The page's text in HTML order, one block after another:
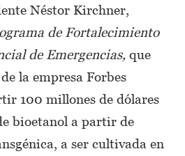
Néstor Kirchner,
de Fortalecimiento
de Emergencias, que
la empresa Forbes
100 millones de dólares
bioetanol a partir de
a ser cultivada en